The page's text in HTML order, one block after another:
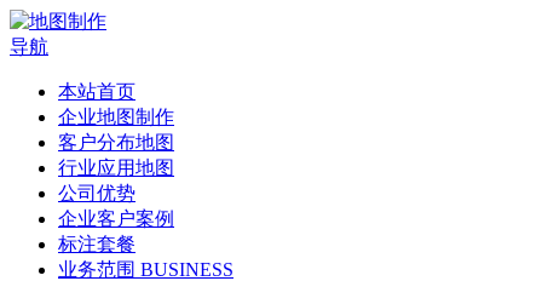
导航
本站首页
企业地图制作
客户分布地图
行业应用地图
公司优势
企业客户案例
标注套餐
业务范围 BUSINESS